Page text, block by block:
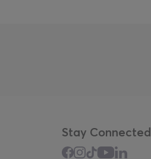
Stay Connected